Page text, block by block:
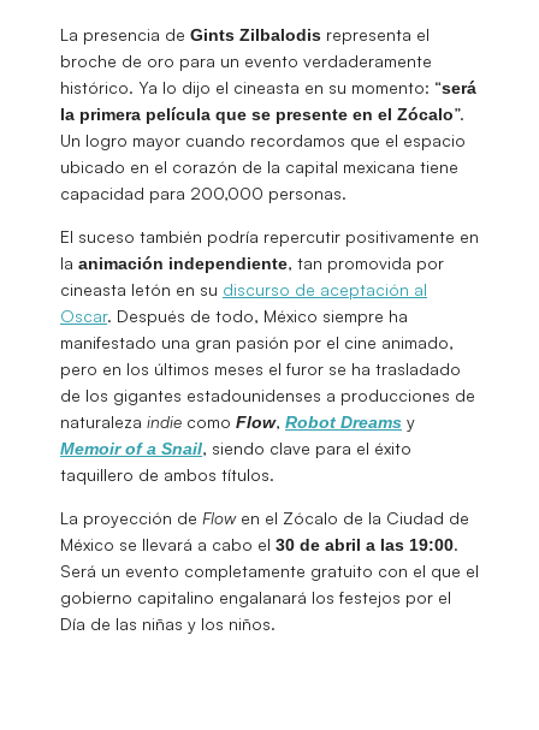
La presencia de Gints Zilbalodis representa el
broche de oro para un evento verdaderamente
histórico. Ya lo dijo el cineasta en su momento: “será
la primera película que se presente en el Zócalo”.
Un logro mayor cuando recordamos que el espacio
ubicado en el corazón de la capital mexicana tiene
capacidad para 200,000 personas.
El suceso también podría repercutir positivamente en
la animación independiente, tan promovida por
cineasta letón en su discurso de aceptación al
Oscar. Después de todo, México siempre ha
manifestado una gran pasión por el cine animado,
pero en los últimos meses el furor se ha trasladado
de los gigantes estadounidenses a producciones de
naturaleza indie como Flow, Robot Dreams y
Memoir of a Snail, siendo clave para el éxito
taquillero de ambos títulos.
La proyección de Flowen el Zócalo de la Ciudad de
México se llevará a cabo el 30 de abril a las 19:00.
Será un evento completamente gratuito con el que el
gobierno capitalino engalanará los festejos por el
Día de las niñas y los niños.